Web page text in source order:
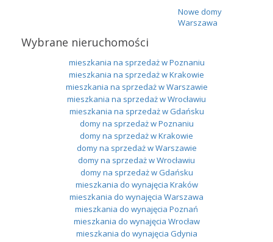
Nowe domy
Warszawa
Wybrane nieruchomości
mieszkania na sprzedaż w Poznaniu
mieszkania na sprzedaż w Krakowie
mieszkania na sprzedaż w Warszawie
mieszkania na sprzedaż w Wrocławiu
mieszkania na sprzedaż w Gdańsku
domy na sprzedaż w Poznaniu
domy na sprzedaż w Krakowie
domy na sprzedaż w Warszawie
domy na sprzedaż w Wrocławiu
domy na sprzedaż w Gdańsku
mieszkania do wynajęcia Kraków
mieszkania do wynajęcia Warszawa
mieszkania do wynajęcia Poznań
mieszkania do wynajęcia Wrocław
mieszkania do wynajęcia Gdynia